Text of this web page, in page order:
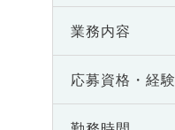
業務内容
応募資格・ 経験